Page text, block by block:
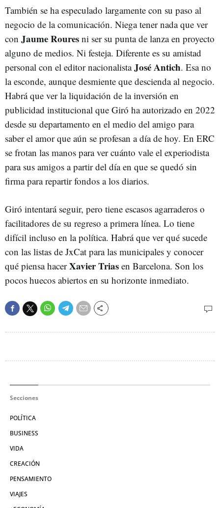
También se ha especulado largamente con su paso al
negocio de la comunicación. Niega tener nada que ver
con Jaume Roures ni ser su punta de lanza en proyecto
alguno de medios. Ni festeja. Diferente es su amistad
personal con el editor nacionalistaJosé Antich. Esa no
la esconde, aunque desmiente que descienda al negocio.
Habrá que ver la liquidación de la inversión en
publicidad institucional que Giró ha autorizado en 2022
desde su departamento en el medio del amigo para
saber el amor que aún se profesan a día de hoy. En ERC
se frotan las manos para ver cuánto vale el experiodista
para sus amigos a partir del día en que se quedó sin
firma para repartir fondos a los diarios.
Giró intentará seguir, pero tiene escasos agarraderos o
facilitadores de su regreso a primera línea. Lo tiene
difícil incluso en la política. Habrá que ver qué sucede
con las listas de JxCat para las municipales y conocer
qué piensa hacerXavier Trias en Barcelona. Son los
pocos huecos abiertos en su horizonte inmediato.
Secciones
POLÍTICA
BUSINESS
VIDA
CREACIÓN
PENSAMIENTO
VIAJES